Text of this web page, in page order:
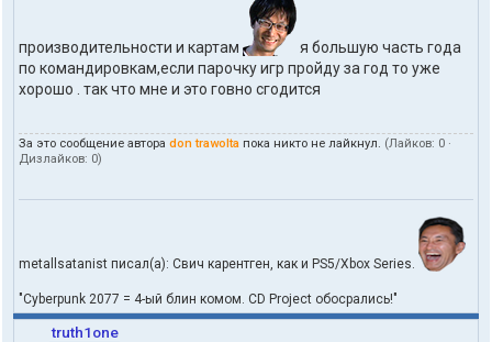
производительности и картам
я большую часть года
по командировкам,если парочку игр пройду за год то уже
хорошо . так что мне и это говно сгодится
За это сообщение автора don trawolta пока никто не лайкнул. (Лайков: 0 ·
Дизлайков: 0)
metallsatanist писал(а): Свич карентген, как и PS5/Xbox Series.
"Cyberpunk 2077 = 4-ый блин комом. CD Project обосрались!"
truth1one